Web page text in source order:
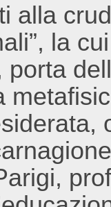
alla
la
porta